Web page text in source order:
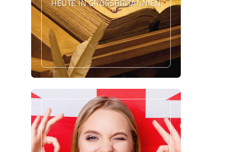
HEUTE IN GROSSBRITANNIEN